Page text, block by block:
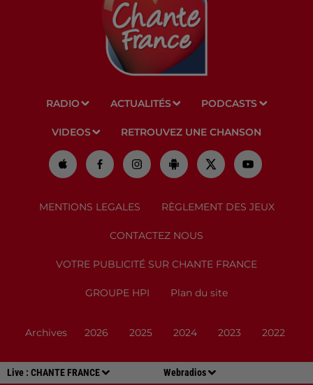
Live : CHANTE FRANCE Webradios
RADIO ACTUALITÉS PODCASTS
VIDEOS RETROUVEZ UNE CHANSON
MENTIONS LEGALES RÈGLEMENT DES JEUX
CONTACTEZ NOUS
VOTRE PUBLICITÉ SUR CHANTE FRANCE
GROUPE HPI Plan du site
Archives 2026 2025 2024 2023 2022